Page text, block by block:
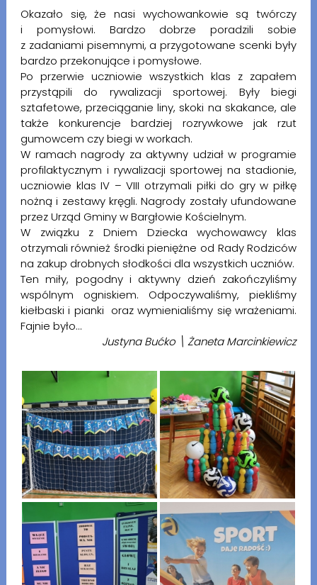
Okazało się, że nasi wychowankowie są twórczy
i pomysłowi. Bardzo dobrze poradzili sobie
z zadaniami pisemnymi, a przygotowane scenki były
bardzo przekonujące i pomysłowe.
Po przerwie uczniowie wszystkich klas z zapałem
przystąpili do rywalizacji sportowej. Były biegi
sztafetowe, przeciąganie liny, skoki na skakance, ale
także konkurencje bardziej rozrywkowe jak rzut
gumowcem czy biegi w workach.
W ramach nagrody za aktywny udział w programie
profilaktycznym i rywalizacji sportowej na stadionie,
uczniowie klas IV – VIII otrzymali piłki do gry w piłkę
nożną i zestawy kręgli. Nagrody zostały ufundowane
przez Urząd Gminy w Bargłowie Kościelnym.
W związku z Dniem Dziecka wychowawcy klas
otrzymali również środki pieniężne od Rady Rodziców
na zakup drobnych słodkości dla wszystkich uczniów.
Ten miły, pogodny i aktywny dzień zakończyliśmy
wspólnym ogniskiem. Odpoczywaliśmy, piekliśmy
kiełbaski i pianki oraz wymienialiśmy się wrażeniami.
Fajnie było…
Justyna Bućko \ Żaneta Marcinkiewicz